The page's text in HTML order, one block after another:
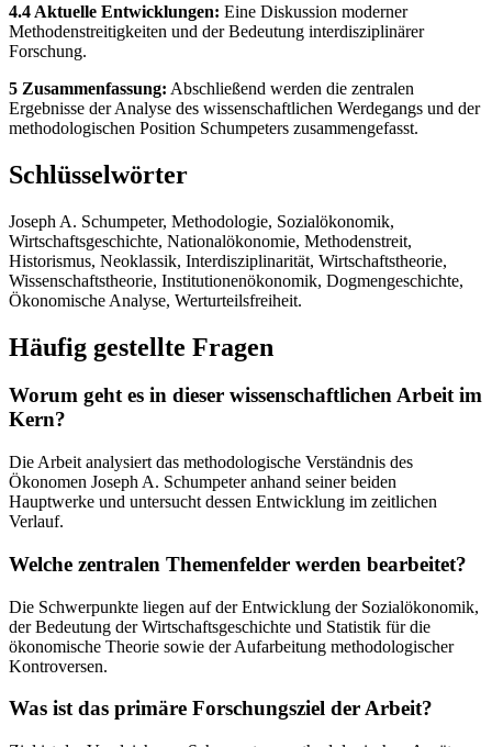
4.4 Aktuelle Entwicklungen: Eine Diskussion moderner
Methodenstreitigkeiten und der Bedeutung interdisziplinärer
Forschung.
5 Zusammenfassung: Abschließend werden die zentralen
Ergebnisse der Analyse des wissenschaftlichen Werdegangs und der
methodologischen Position Schumpeters zusammengefasst.
Schlüsselwörter
Joseph A. Schumpeter, Methodologie, Sozialökonomik,
Wirtschaftsgeschichte, Nationalökonomie, Methodenstreit,
Historismus, Neoklassik, Interdisziplinarität, Wirtschaftstheorie,
Wissenschaftstheorie, Institutionenökonomik, Dogmengeschichte,
Ökonomische Analyse, Werturteilsfreiheit.
Häufig gestellte Fragen
Worum geht es in dieser wissenschaftlichen Arbeit im
Kern?
Die Arbeit analysiert das methodologische Verständnis des
Ökonomen Joseph A. Schumpeter anhand seiner beiden
Hauptwerke und untersucht dessen Entwicklung im zeitlichen
Verlauf.
Welche zentralen Themenfelder werden bearbeitet?
Die Schwerpunkte liegen auf der Entwicklung der Sozialökonomik,
der Bedeutung der Wirtschaftsgeschichte und Statistik für die
ökonomische Theorie sowie der Aufarbeitung methodologischer
Kontroversen.
Was ist das primäre Forschungsziel der Arbeit?